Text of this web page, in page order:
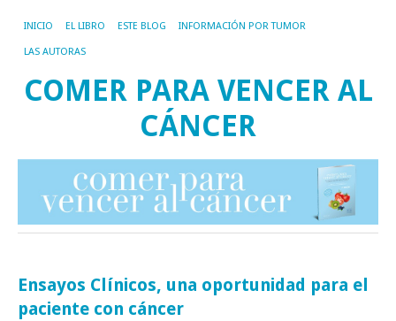
INICIO EL LIBRO ESTE BLOG INFORMACIÓN POR TUMOR
LAS AUTORAS
COMER PARA VENCER AL
CÁNCER
Ensayos Clínicos, una oportunidad para el
paciente con cáncer